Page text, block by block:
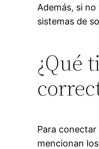
Además, si
sistemas de
¿Qué
Para
mencionan